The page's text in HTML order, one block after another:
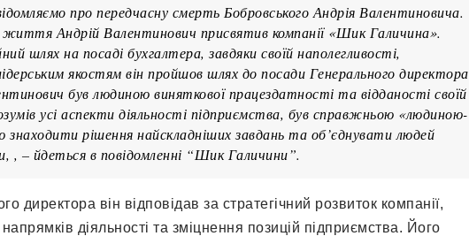
про передчасну смерть Бобровського Андрія Валентиновича.
життя Андрій Валентинович присвятив компанії «Шик Галичина».
шлях на посаді бухгалтера, завдяки своїй наполегливості,
якостям він пройшов шлях до посади Генерального директора
був людиною виняткової працездатності та відданості своїй
усі аспекти діяльності підприємства, був справжньою «людиною-
рішення найскладніших завдань та об’єднувати людей
, – йдеться в повідомленні “Шик Галичини”.
директора він відповідав за стратегічний розвиток компанії,
діяльності та зміцнення позицій підприємства. Його